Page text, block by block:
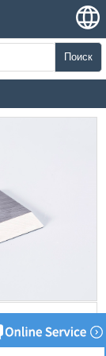
Поиск